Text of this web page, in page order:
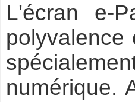
L'écran e-
polyvalence
numérique.